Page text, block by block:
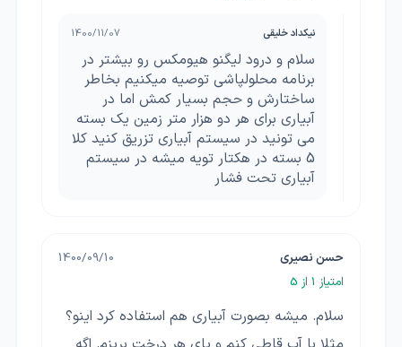
نیکداد خلیقی 1400/11/07
سلام و درود لیگنو هیومکس رو بیشتر در
برنامه محلولپاشی توصیه میکنیم بخاطر
ساختارش و حجم بسیار کمش اما در
آبیاری برای هر دو هزار متر زمین یک بسته
می تونید در سیستم آبیاری تزریق کنید کلا
5 بسته در هکتار تویه میشه در سیستم
آبیاری تحت فشار
حسن نصیری
1400/09/10
امتیاز 1 از 5
سلام. میشه بصورت آبیاری هم استفاده کرد اینو؟